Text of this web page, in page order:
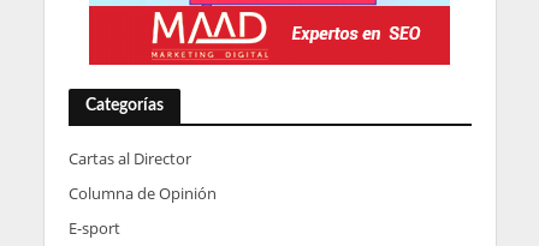
Categorías
Cartas al Director
Columna de Opinión
E-sport